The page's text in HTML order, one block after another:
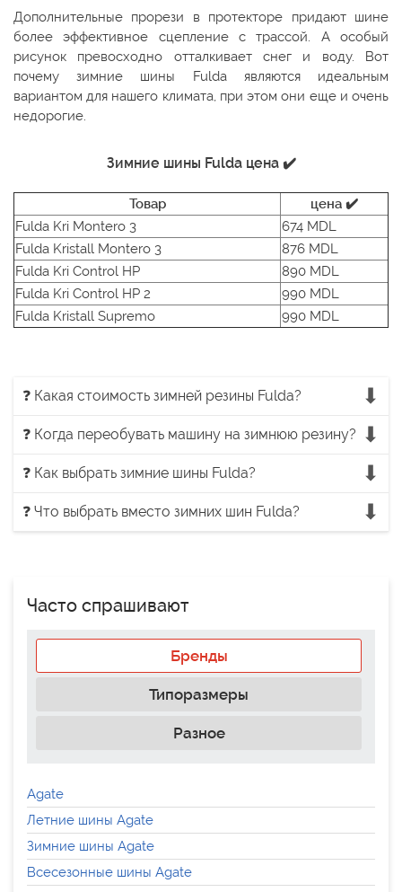
Дополнительные прорези в протекторе придают шине
более эффективное сцепление с трассой. А особый
рисунок превосходно отталкивает снег и воду. Вот
почему зимние шины Fulda являются идеальным
вариантом для нашего климата, при этом они еще и очень
недорогие.
Зимние шины Fulda цена ✔️
Товар
цена ✔️
Fulda Kri Montero 3
674 MDL
Fulda Kristall Montero 3
876 MDL
Fulda Kri Control HP
890 MDL
Fulda Kri Control HP 2
990 MDL
Fulda Kristall Supremo
990 MDL
❓ Какая стоимость зимней резины Fulda?
❓ Когда переобувать машину на зимнюю резину?
❓ Как выбрать зимние шины Fulda?
❓ Что выбрать вместо зимних шин Fulda?
Часто спрашивают
Бренды
Типоразмеры
Разное
Agate
Летние шины Agate
Зимние шины Agate
Всесезонные шины Agate